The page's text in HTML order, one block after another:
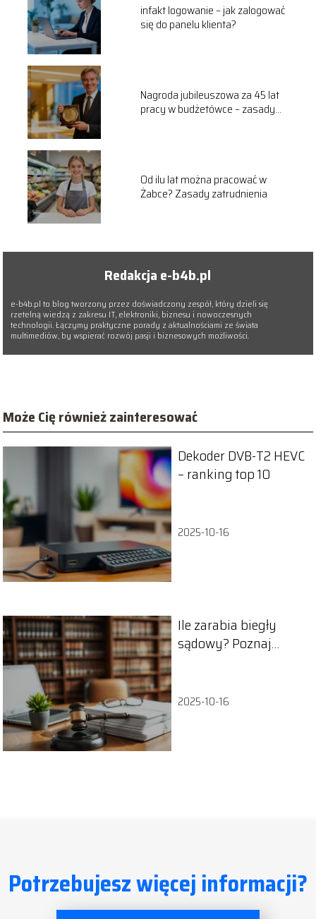
infakt logowanie – jak zalogować
się do panelu klienta?
Nagroda jubileuszowa za 45 lat
pracy w budżetówce – zasady
Od ilu lat można pracować w
Żabce? Zasady zatrudnienia
Redakcja e-b4b.pl
e-b4b.pl to blog tworzony przez doświadczony zespół, który dzieli się
rzetelną wiedzą z zakresu IT, elektroniki, biznesu i nowoczesnych
technologii. Łączymy praktyczne porady z aktualnościami ze świata
multimediów, by wspierać rozwój pasji i biznesowych możliwości.
Może Cię również zainteresować
Dekoder DVB-T2 HEVC
– ranking top 10
2025-10-16
Ile zarabia biegły
sądowy? Poznaj
branży
2025-10-16
Potrzebujesz więcej informacji?